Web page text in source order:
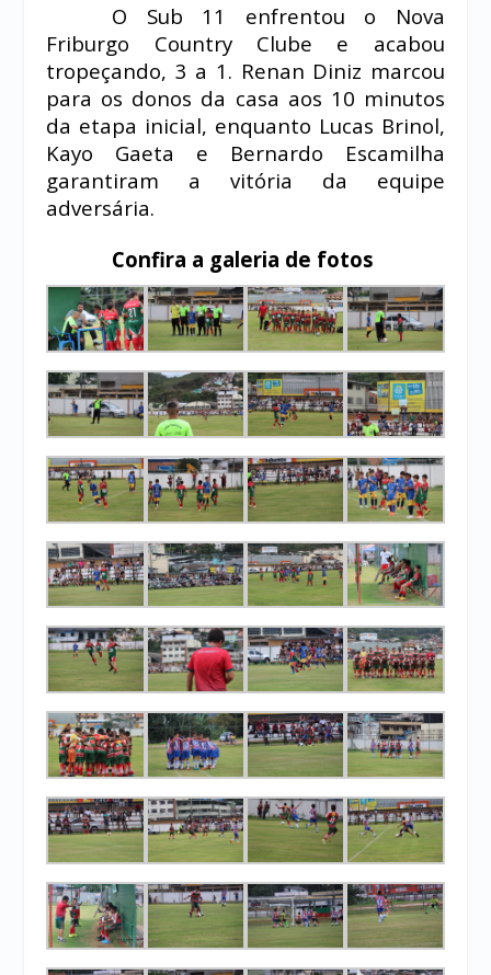
O Sub 11 enfrentou o Nova
Friburgo Country Clube e acabou
tropeçando, 3 a 1. Renan Diniz marcou
para os donos da casa aos 10 minutos
da etapa inicial, enquanto Lucas Brinol,
Kayo Gaeta e Bernardo Escamilha
garantiram a vitória da equipe
adversária.
Confira a galeria de fotos